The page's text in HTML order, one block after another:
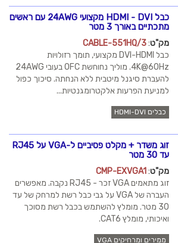
כבל HDMI - DVI מקצועי 24AWG עם ראשים
מתכתיים באורך 3 מטר
מק"ט:
CABLE-551HQ/3
כבל DVI-HDMI מקצועי, תומך רזולויות
4K@60Hz. מוליך נחוחשת OFC בעובי 24AWG
להעברת סיגנל מיטבית ללא הנחתה. סיכוך כפול
למניעת הפרעות אלקטרומגנטיות...
כבלים HDMI-DVI
זוג משדר + מקלט פסיביים ל-VGA על RJ45
עד 30 מטר
מק"ט:
CMP-EXVGA1
זוג מתאמים VGA זכר - RJ45 נקבה. מאפשרים
העברה של VGA על גבי כבל רשת למרחק של עד
30 מטר. מומלץ להשתמש בכבל רשת מסוכך
ואיכותי, מומלץ CAT6.
ממירים ומרחיקים VGA